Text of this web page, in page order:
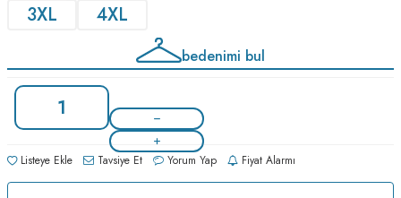
3XL
4XL
bedenimi bul
Listeye Ekle Tavsiye Et Yorum Yap Fiyat Alarmı